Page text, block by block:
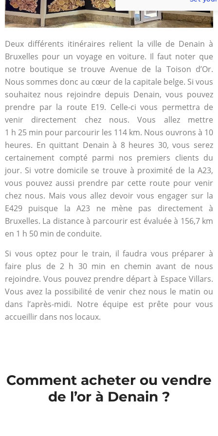
Deux différents itinéraires relient la ville de Denain à
Bruxelles pour un voyage en voiture. Il faut noter que
notre boutique se trouve Avenue de la Toison d’Or.
Nous sommes donc au cœur de la capitale belge. Si vous
souhaitez nous rejoindre depuis Denain, vous pouvez
prendre par la route E19. Celle-ci vous permettra de
venir directement chez nous. Vous allez mettre
1 h 25 min pour parcourir les 114 km. Nous ouvrons à 10
heures. En quittant Denain à 8 heures 30, vous serez
certainement compté parmi nos premiers clients du
jour. Si votre domicile se trouve à proximité de la A23,
vous pouvez aussi prendre par cette route pour venir
chez nous. Mais vous allez devoir vous engager sur la
E429 puisque la A23 ne mène pas directement à
Bruxelles. La distance à parcourir est évaluée à 156,7 km
en 1 h 50 min de conduite.
Si vous optez pour le train, il faudra vous préparer à
faire plus de 2 h 30 min en chemin avant de nous
rejoindre. Vous pouvez prendre départ à Espace Villars.
Vous avez la possibilité de venir chez nous le matin ou
dans l’après-midi. Notre équipe est prête pour vous
accueillir dans nos locaux.
Comment acheter ou vendre
de l’or à Denain ?